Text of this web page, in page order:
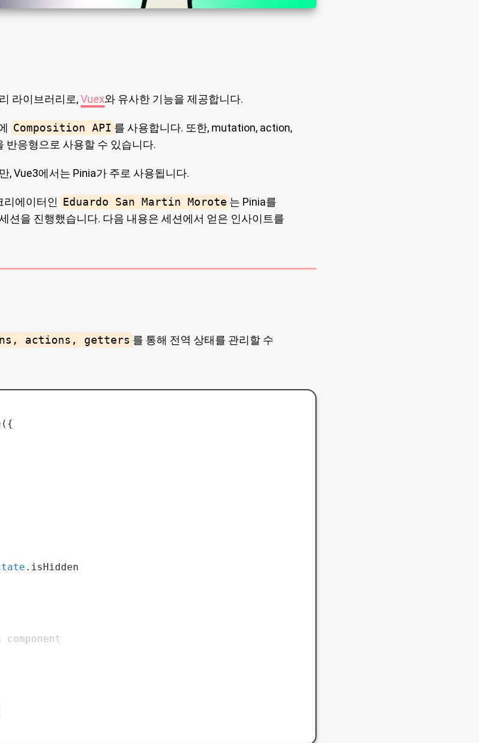
라이브러리로,Vuex와 유사한 기능을 제공합니다.
Composition API 를 사용합니다. 또한, mutation, action,
반응형으로 사용할 수 있습니다.
, Vue3에서는 Pinia가 주로 사용됩니다.
리에이터인 Eduardo San Martin Morote 는 Pinia를
션을 진행했습니다. 다음 내용은 세션에서 얻은 인사이트를
actions, getters 를 통해 전역 상태를 관리할 수
({
.isHidden